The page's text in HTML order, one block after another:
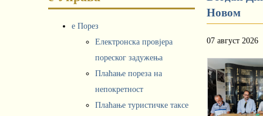
е Порез
Електронска провјера
пореског задужења
Плаћање пореза на
непокретност
Плаћање туристичке таксе
Новом
07 август 2026